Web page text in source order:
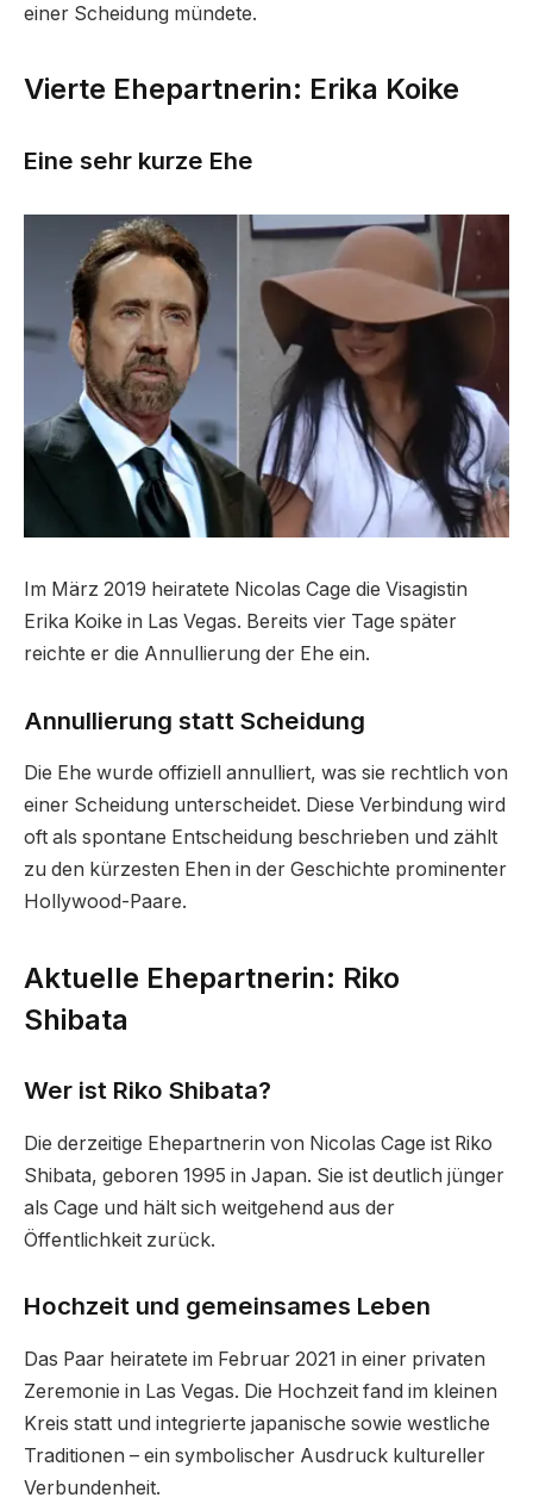
einer Scheidung mündete.
Vierte Ehepartnerin: Erika Koike
Eine sehr kurze Ehe
Im März 2019 heiratete Nicolas Cage die Visagistin
Erika Koike in Las Vegas. Bereits vier Tage später
reichte er die Annullierung der Ehe ein.
Annullierung statt Scheidung
Die Ehe wurde offiziell annulliert, was sie rechtlich von
einer Scheidung unterscheidet. Diese Verbindung wird
oft als spontane Entscheidung beschrieben und zählt
zu den kürzesten Ehen in der Geschichte prominenter
Hollywood-Paare.
Aktuelle Ehepartnerin: Riko
Shibata
Wer ist Riko Shibata?
Die derzeitige Ehepartnerin von Nicolas Cage ist Riko
Shibata, geboren 1995 in Japan. Sie ist deutlich jünger
als Cage und hält sich weitgehend aus der
Öffentlichkeit zurück.
Hochzeit und gemeinsames Leben
Das Paar heiratete im Februar 2021 in einer privaten
Zeremonie in Las Vegas. Die Hochzeit fand im kleinen
Kreis statt und integrierte japanische sowie westliche
Traditionen – ein symbolischer Ausdruck kultureller
Verbundenheit.